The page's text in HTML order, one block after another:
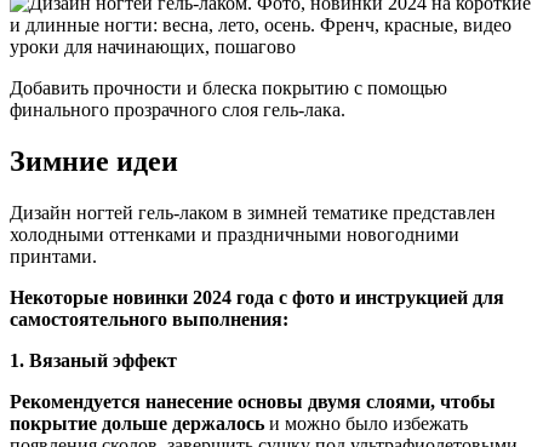
Добавить прочности и блеска покрытию с помощью
финального прозрачного слоя гель-лака.
Зимние идеи
Дизайн ногтей гель-лаком в зимней тематике представлен
холодными оттенками и праздничными новогодними
принтами.
Некоторые новинки 2024 года с фото и инструкцией для
самостоятельного выполнения:
1. Вязаный эффект
Рекомендуется нанесение основы двумя слоями, чтобы
покрытие дольше держалось и можно было избежать